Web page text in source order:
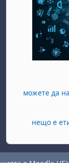
можете да
нещо е